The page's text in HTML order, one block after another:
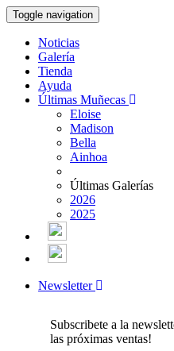
Toggle navigation
Noticias
Galería
Tienda
Ayuda
Últimas Muñecas
Eloise
Madison
Bella
Ainhoa
Últimas Galerías
2026
2025
Newsletter
Subscribete a la
las próximas ventas!